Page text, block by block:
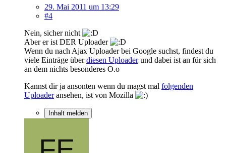
29. Mai 2011 um 13:29
#4
Nein, sicher nicht
Aber er ist DER Uploader
Wenn du nach Ajax Uploader bei Google suchst, findest du
viele Einträge überdiesen Uploaderund dabei ist an für sich
an dem nichts besonderes O.o
Kannst dir ja ansonten wenn du magst mal folgenden
Uploaderansehen, ist von Mozilla
Inhalt melden